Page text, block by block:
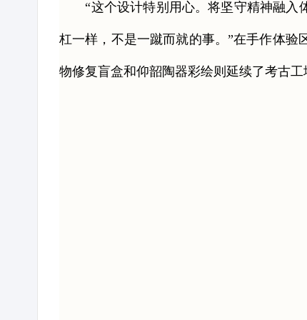
“这个设计特别用心。将坚守精神融入
杠一样，不是一蹴而就的事。”在手作体验
物修复盲盒和仰韶陶器彩绘则延续了考古工